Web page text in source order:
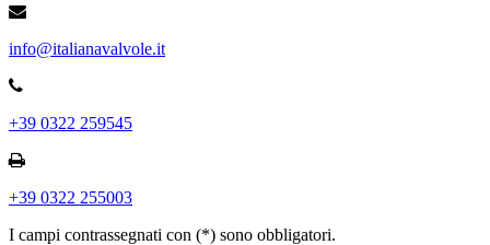
info@italianavalvole.it
+39 0322 259545
+39 0322 255003
I campi contrassegnati con (*) sono obbligatori.